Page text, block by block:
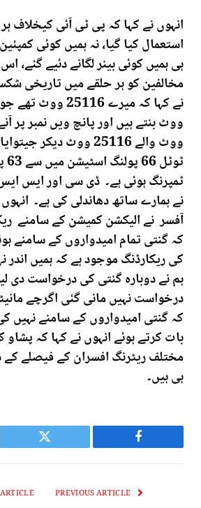
انہوں نے کہا کہ پی ٹی آئی کیخلاف
استعمال کیا گیا، نہ ہمیں کوئی
ہی ہمیں کوئی بینر لگانے دئیے گئے،
مخالفین کو ہر حلقے میں تاریخی
ووٹ والے 25116 ووٹ دیکر
ٹمپرنگ ہوئی ہے۔ ڈی سی اور ایس
نے ہمارے ساتھ دھاندلی کی ہے۔
آفسر نے الیکشن کمیشن کے سامنے
کہ گنتی تمام امیدواروں کے سامنے
کی ریکارڈنگ موجود ہے کہ ہمیں اندر
ہم نے دوبارہ گنتی کی درخواست دی
درخواست نہیں مانی گئی اگرچے
کہ گنتی امیدواروں کے سامنے نہیں
بات کرتے ہوئے انہوں نے کہا کہ
مختلف ریٹرنگ افسران کے فیصلے
ہی ہیں۔
Facebook
Twitter